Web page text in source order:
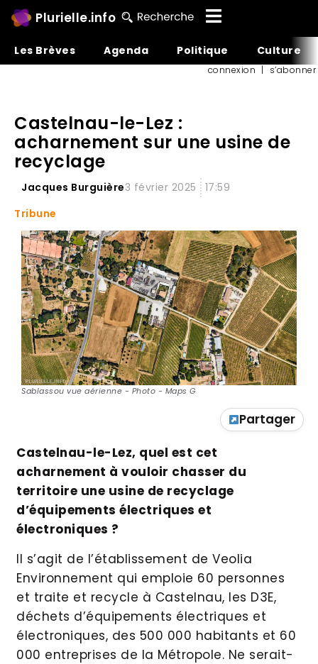
Plurielle.info
Les Brèves Agenda Politique Culture
connexion | s’abonner
Castelnau-le-Lez :
acharnement sur une usine de
recyclage
Jacques Burguière3 février 2025
17:59
Tribune
Sablassou vue aérienne - Photo - Maps G
Partager
Castelnau-le-Lez, quel est cet
acharnement à vouloir chasser du
territoire une usine de recyclage
d’équipements électriques et
électroniques ?
Il s’agit de l’établissement de Veolia
Environnement qui emploie 60 personnes
et traite et recycle à Castelnau, les D3E,
déchets d’équipements électriques et
électroniques, des 500 000 habitants et 60
000 entreprises de la Métropole. Ne serait-